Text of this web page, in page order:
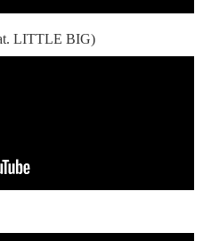
LITTLE BIG)